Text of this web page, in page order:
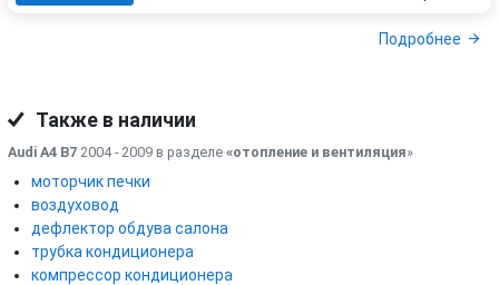
Подробнее
Также в наличии
Audi A4 B7 2004 - 2009 в разделе «отопление и вентиляция»
моторчик печки
воздуховод
дефлектор обдува салона
трубка кондиционера
компрессор кондиционера